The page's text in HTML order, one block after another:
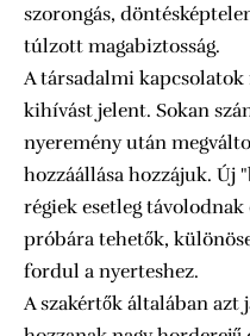
szorongás,
túlzott magabiztosság.
A társadalmi kapcsolatok
kihívást jelent. Sokan
nyeremény után
hozzáállása hozzájuk. Új
régiek esetleg
próbára tehetők,
fordul a nyerteshez.
A szakértők általában azt